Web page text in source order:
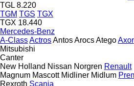
TGL 8.220
TGM TGS TGX
TGX 18.440
Mercedes-Benz
A-ClassActrosAntosArocsAtegoAxor
Mitsubishi
Canter
New Holland Nissan Norgren Renault
Magnum Mascott Midliner Midlum
Rexroth Scania